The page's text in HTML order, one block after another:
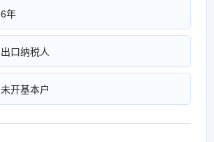
6年
出口纳税人
未开基本户